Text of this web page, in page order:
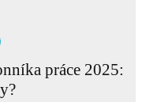
práce 2025: